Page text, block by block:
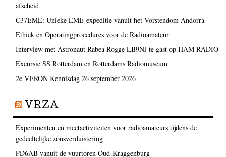
afscheid
C37EME: Unieke EME-expeditie vanuit het Vorstendom Andorra
Ethiek en Operatingprocedures voor de Radioamateur
Interview met Astronaut Rabea Rogge LB9NJ te gast op HAM RADIO
Excursie SS Rotterdam en Rotterdams Radiomuseum
2e VERON Kennisdag 26 september 2026
VRZA
Experimenten en meetactiviteiten voor radioamateurs tijdens de
gedeeltelijke zonsverduistering
PD6AB vanuit de vuurtoren Oud-Kraggenburg